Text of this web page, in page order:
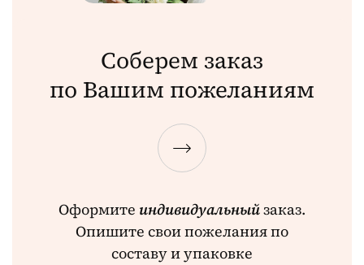
Соберем заказ
по Вашим пожеланиям
Оформите индивидуальныйзаказ.
Опишите свои пожелания по
составу и упаковке